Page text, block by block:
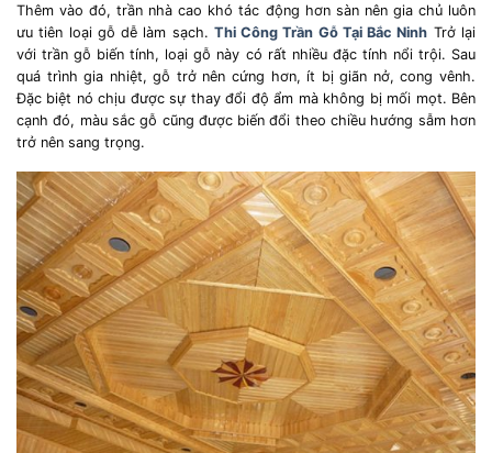
Thêm vào đó, trần nhà cao khó tác động hơn sàn nên gia chủ luôn
ưu tiên loại gỗ dễ làm sạch. Thi Công Trần Gỗ Tại Bắc Ninh Trở lại
với trần gỗ biến tính, loại gỗ này có rất nhiều đặc tính nổi trội. Sau
quá trình gia nhiệt, gỗ trở nên cứng hơn, ít bị giãn nở, cong vênh.
Đặc biệt nó chịu được sự thay đổi độ ẩm mà không bị mối mọt. Bên
cạnh đó, màu sắc gỗ cũng được biến đổi theo chiều hướng sẫm hơn
trở nên sang trọng.